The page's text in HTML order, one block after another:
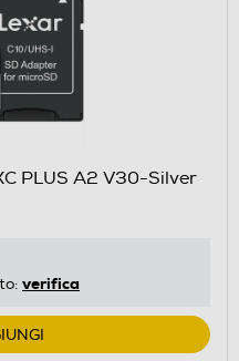
PLUS A2 V30-Silver
verifica